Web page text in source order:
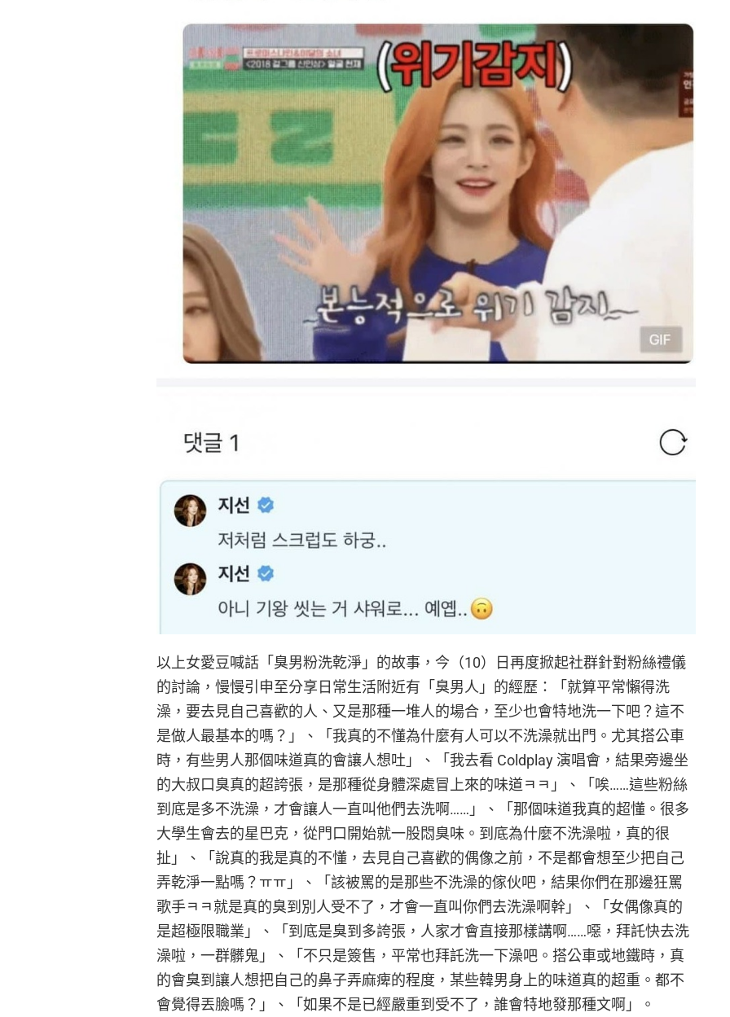
以上女愛豆喊話「臭男粉洗乾淨」的故事，今（10）日再度掀起社群針對粉絲禮儀
的討論，慢慢引申至分享日常生活附近有「臭男人」的經歷：「就算平常懶得洗
澡，要去見自己喜歡的人、又是那種一堆人的場合，至少也會特地洗一下吧？這不
是做人最基本的嗎？」、「我真的不懂為什麼有人可以不洗澡就出門。尤其搭公車
時，有些男人那個味道真的會讓人想吐」、「我去看 Coldplay 演唱會，結果旁邊坐
的大叔口臭真的超誇張，是那種從身體深處冒上來的味道ㅋㅋ」、「唉……這些粉絲
到底是多不洗澡，才會讓人一直叫他們去洗啊……」、「那個味道我真的超懂。很多
大學生會去的星巴克，從門口開始就一股悶臭味。到底為什麼不洗澡啦，真的很
扯」、「說真的我是真的不懂，去見自己喜歡的偶像之前，不是都會想至少把自己
弄乾淨一點嗎？ㅠㅠ」、「該被罵的是那些不洗澡的傢伙吧，結果你們在那邊狂罵
歌手ㅋㅋ就是真的臭到別人受不了，才會一直叫你們去洗澡啊幹」、「女偶像真的
是超極限職業」、「到底是臭到多誇張，人家才會直接那樣講啊……噁，拜託快去洗
澡啦，一群髒鬼」、「不只是簽售，平常也拜託洗一下澡吧。搭公車或地鐵時，真
的會臭到讓人想把自己的鼻子弄麻痺的程度，某些韓男身上的味道真的超重。都不
會覺得丟臉嗎？」、「如果不是已經嚴重到受不了，誰會特地發那種文啊」。